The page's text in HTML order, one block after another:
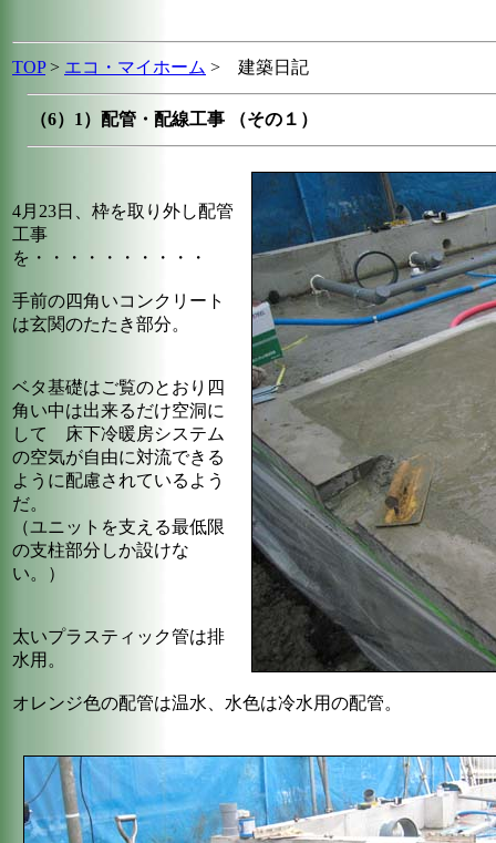
TOP> エコ・マイホーム > 建築日記
（6）1）配管・配線工事 （その１）
4月23日、枠を取り外し配管
工事
を・・・・・・・・・・
手前の四角いコンクリート
は玄関のたたき部分。
ベタ基礎はご覧のとおり四
角い中は出来るだけ空洞に
して 床下冷暖房システム
の空気が自由に対流できる
ように配慮されているよう
だ。
（ユニットを支える最低限
の支柱部分しか設けな
い。）
太いプラスティック管は排
水用。
オレンジ色の配管は温水、水色は冷水用の配管。